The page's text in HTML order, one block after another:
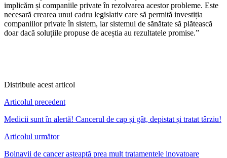
implicăm și companiile private în rezolvarea acestor probleme. Este
necesară crearea unui cadru legislativ care să permită investiția
companiilor private în sistem, iar sistemul de sănătate să plătească
doar dacă soluțiile propuse de aceștia au rezultatele promise.”
Distribuie acest articol
Articolul precedent
Medicii sunt în alertă! Cancerul de cap și gât, depistat și tratat târziu!
Articolul următor
Bolnavii de cancer așteaptă prea mult tratamentele inovatoare